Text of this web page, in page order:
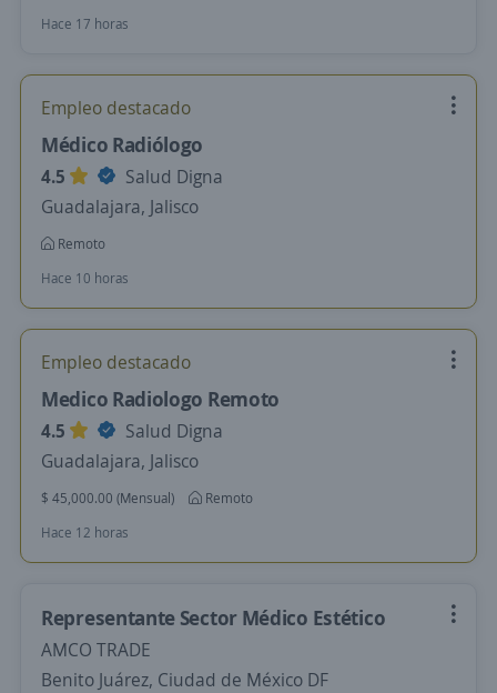
Hace 17 horas
Empleo destacado
Médico Radiólogo
4.5
Salud Digna
Guadalajara, Jalisco
Remoto
Hace 10 horas
Empleo destacado
Medico Radiologo Remoto
4.5
Salud Digna
Guadalajara, Jalisco
$ 45,000.00 (Mensual)
Remoto
Hace 12 horas
Representante Sector Médico Estético
AMCO TRADE
Benito Juárez, Ciudad de México DF